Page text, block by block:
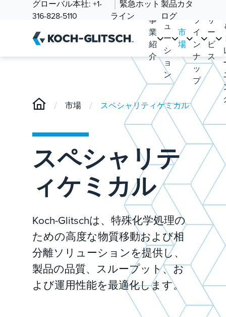
グローバル本社: +1-
316-828-5110
緊急ホット
ライン
製品カタ
ログ
事
業
紹
介
リ
ュ
ー
シ
ョ
ン
市
場
ラ
イ
ン
ナ
ッ
プ
サ
ー
ビ
ス
/ 市場 / スペシャリティケミカル
スペシャリテ
ィケミカル
Koch-Glitschは、特殊化学処理の
ための高度な物質移動および相
分離ソリューションを提供し、
製品の品質、スループット、お
よび運用性能を最適化します。